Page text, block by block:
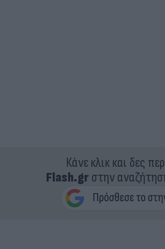
Κάνε κλικ και δες
Flash.grστην